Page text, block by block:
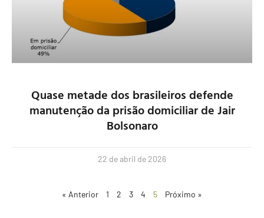
Quase metade dos brasileiros defende
manutenção da prisão domiciliar de Jair
Bolsonaro
22 de abril de 2026
« Anterior 1 2 3 4 5 Próximo »